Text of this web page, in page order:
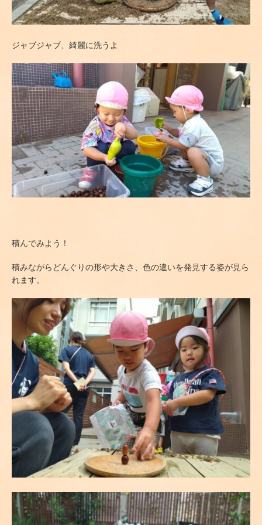
ジャブジャブ、綺麗に洗うよ
積んでみよう！
積みながらどんぐりの形や大きさ、色の違いを発見する姿が見ら
れます。